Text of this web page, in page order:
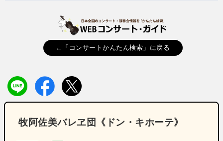
←「コンサートかんたん検索」に戻る
牧阿佐美バレヱ団《ドン・キホーテ》